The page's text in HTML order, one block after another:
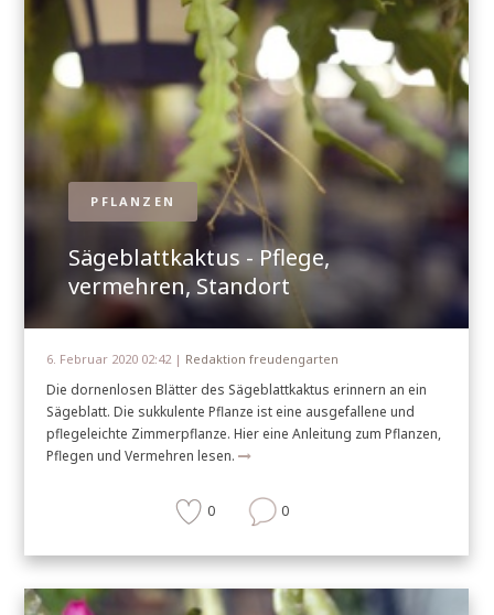
PFLANZEN
Sägeblattkaktus - Pflege,
vermehren, Standort
6. Februar 2020 02:42 | Redaktion freudengarten
Die dornenlosen Blätter des Sägeblattkaktus erinnern an ein
Sägeblatt. Die sukkulente Pflanze ist eine ausgefallene und
pflegeleichte Zimmerpflanze. Hier eine Anleitung zum Pflanzen,
Pflegen und Vermehren lesen.
0 0